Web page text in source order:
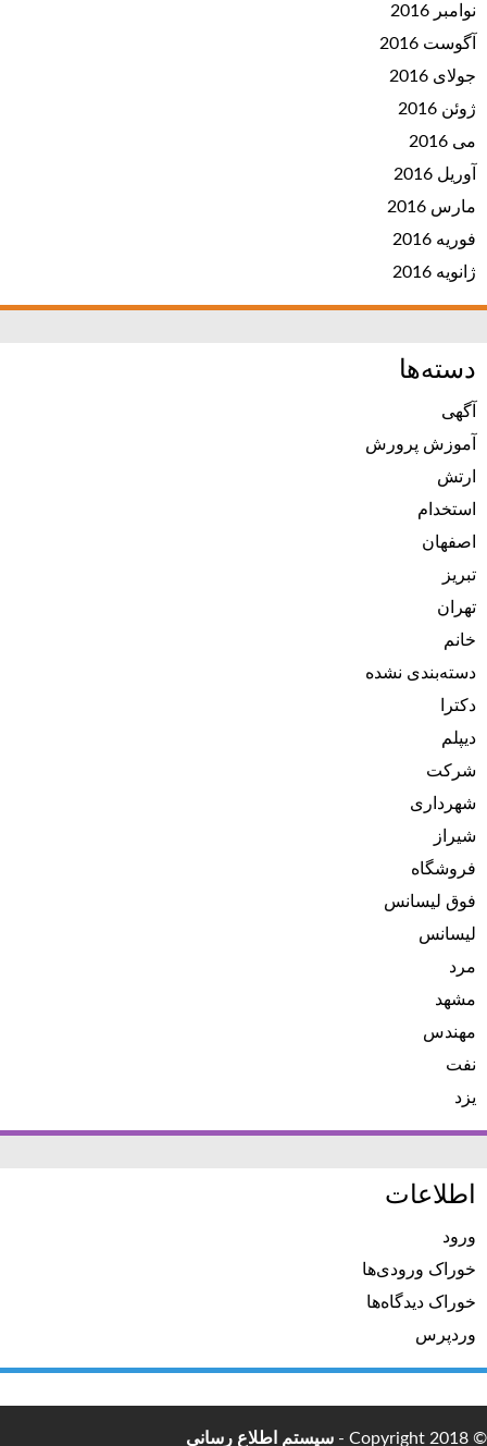
نوامبر 2016
آگوست 2016
جولای 2016
ژوئن 2016
می 2016
آوریل 2016
مارس 2016
فوریه 2016
ژانویه 2016
دسته‌ها
آگهی
آموزش پرورش
ارتش
استخدام
اصفهان
تبریز
تهران
خانم
دسته‌بندی نشده
دکترا
دیپلم
شرکت
شهرداری
شیراز
فروشگاه
فوق لیسانس
لیسانس
مرد
مشهد
مهندس
نفت
یزد
اطلاعات
ورود
خوراک ورودی‌ها
خوراک دیدگاه‌ها
وردپرس
© Copyright 2018 - سیستم اطلاع رسانی